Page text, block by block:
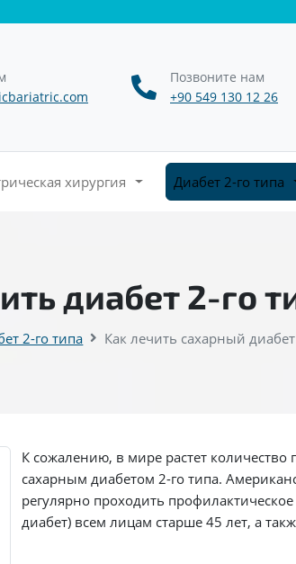
Позвоните нам
+90 549 130 12 26
хирургия Диабет 2-го типа
диабет 2-го
2-го типа Как лечить сахарный
К сожалению, в мире растет
сахарным диабетом 2-го типа.
регулярно проходить
диабет) всем лицам старше 45 лет, а